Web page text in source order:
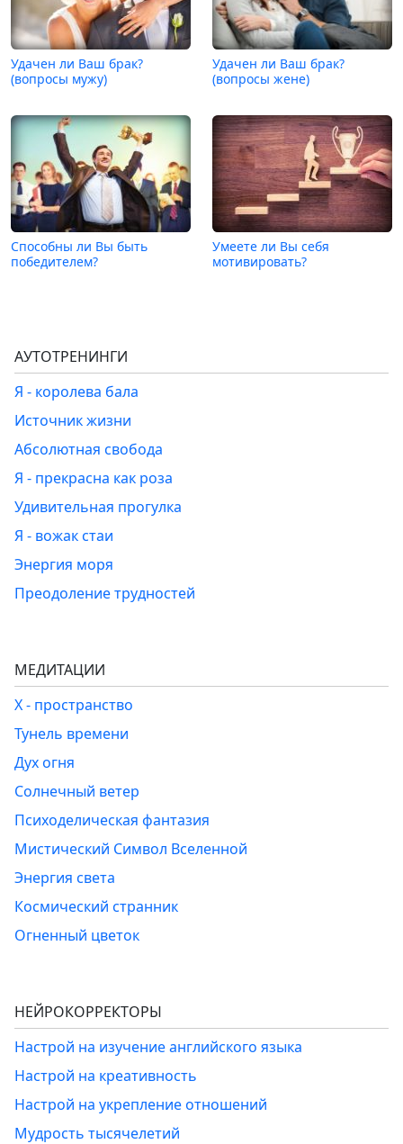
Удачен ли Ваш брак?
(вопросы мужу)
Удачен ли Ваш брак?
(вопросы жене)
Способны ли Вы быть
победителем?
Умеете ли Вы себя
мотивировать?
АУТОТРЕНИНГИ
Я - королева бала
Источник жизни
Абсолютная свобода
Я - прекрасна как роза
Удивительная прогулка
Я - вожак стаи
Энергия моря
Преодоление трудностей
МЕДИТАЦИИ
Х - пространство
Тунель времени
Дух огня
Солнечный ветер
Психоделическая фантазия
Мистический Символ Вселенной
Энергия света
Космический странник
Огненный цветок
НЕЙРОКОРРЕКТОРЫ
Настрой на изучение английского языка
Настрой на креативность
Настрой на укрепление отношений
Мудрость тысячелетий